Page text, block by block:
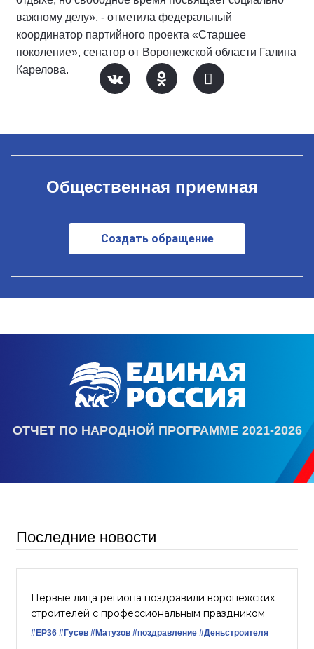
важному делу», - отметила федеральный
координатор партийного проекта «Старшее
поколение», сенатор от Воронежской области Галина
Карелова.
Общественная приемная
Создать обращение
ОТЧЕТ ПО НАРОДНОЙ ПРОГРАММЕ 2021-2026
Последние новости
Первые лица региона поздравили воронежских
строителей с профессиональным праздником
#ЕР36 #Гусев #Матузов #поздравление #Деньстроителя